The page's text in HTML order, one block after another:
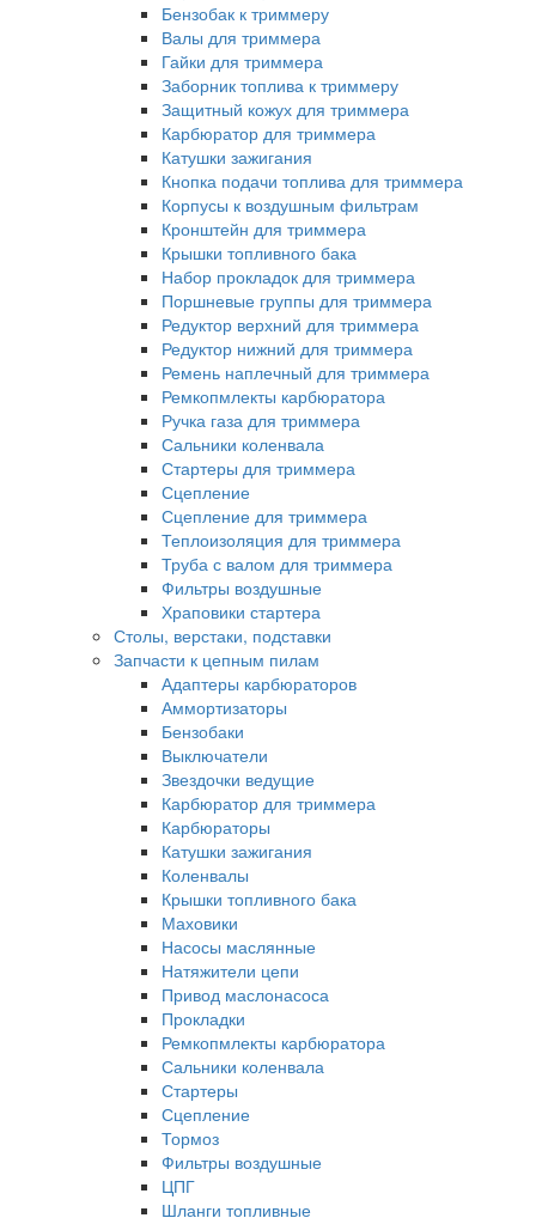
Бензобак к триммеру
Валы для триммера
Гайки для триммера
Заборник топлива к триммеру
Защитный кожух для триммера
Карбюратор для триммера
Катушки зажигания
Кнопка подачи топлива для триммера
Корпусы к воздушным фильтрам
Кронштейн для триммера
Крышки топливного бака
Набор прокладок для триммера
Поршневые группы для триммера
Редуктор верхний для триммера
Редуктор нижний для триммера
Ремень наплечный для триммера
Ремкопмлекты карбюратора
Ручка газа для триммера
Сальники коленвала
Стартеры для триммера
Сцепление
Сцепление для триммера
Теплоизоляция для триммера
Труба с валом для триммера
Фильтры воздушные
Храповики стартера
Столы, верстаки, подставки
Запчасти к цепным пилам
Адаптеры карбюраторов
Аммортизаторы
Бензобаки
Выключатели
Звездочки ведущие
Карбюратор для триммера
Карбюраторы
Катушки зажигания
Коленвалы
Крышки топливного бака
Маховики
Насосы маслянные
Натяжители цепи
Привод маслонасоса
Прокладки
Ремкопмлекты карбюратора
Сальники коленвала
Стартеры
Сцепление
Тормоз
Фильтры воздушные
ЦПГ
Шланги топливные